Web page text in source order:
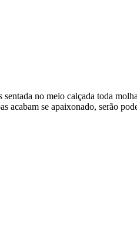
no meio calçada toda
acabam se apaixonado, serão